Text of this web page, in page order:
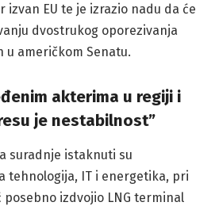
EU te je izrazio nadu da će
dvostrukog oporezivanja
američkom Senatu.
akterima u regiji i
je nestabilnost”
suradnje istaknuti su
tehnologija, IT i energetika, pri
posebno izdvojio LNG terminal